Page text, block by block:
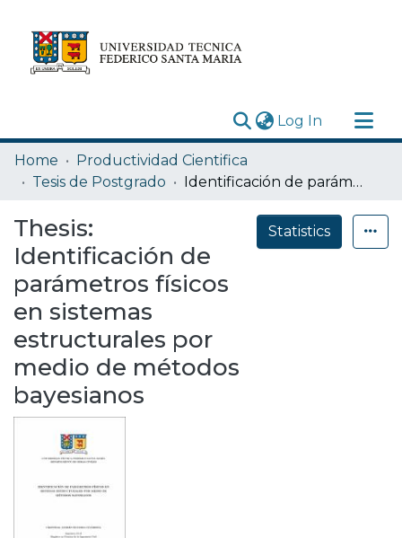
Log In (current)
Research Outputs
Statistics
Depósito
Home
Productividad Cientifica
Tesis de Postgrado
Identificación de parámetros físicos en sistemas estructurales por medio de métodos bayesianos
Thesis:
Identificación de
parámetros físicos
en sistemas
estructurales por
medio de métodos
bayesianos
Statistics